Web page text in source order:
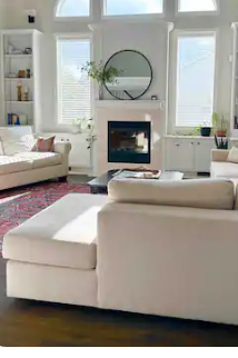
sur la base de 139